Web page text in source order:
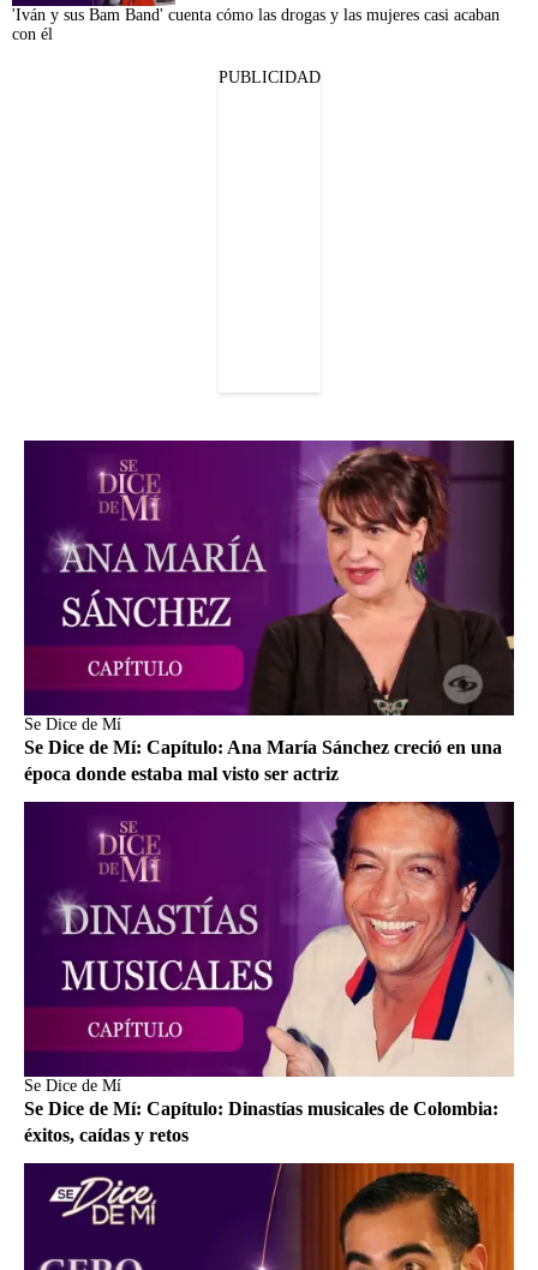
'Iván y sus Bam Band' cuenta cómo las drogas y las mujeres casi acaban
con él
PUBLICIDAD
Se Dice de Mí
Se Dice de Mí: Capítulo: Ana María Sánchez creció en una
época donde estaba mal visto ser actriz
Se Dice de Mí
Se Dice de Mí: Capítulo: Dinastías musicales de Colombia:
éxitos, caídas y retos